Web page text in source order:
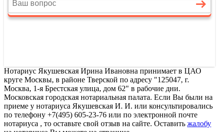
Нотариус Якушевская Ирина Ивановна принимает в ЦАО
круге Москвы, в районе Тверской по адресу "125047, г.
Москва, 1-я Брестская улица, дом 62" в рабочие дни.
Московская городская нотариальная палата. Если Вы были на
приеме у нотариуса Якушевская И. И. или консультировались
по телефону +7(495) 605-23-76 или по электронной почте
нотариуса , то оставьте свой отзыв на сайте. Оставить жалобу